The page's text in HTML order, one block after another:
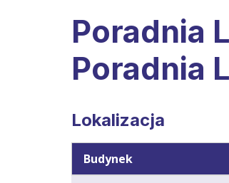
Poradnia
Poradnia
Lokalizacja
Budynek